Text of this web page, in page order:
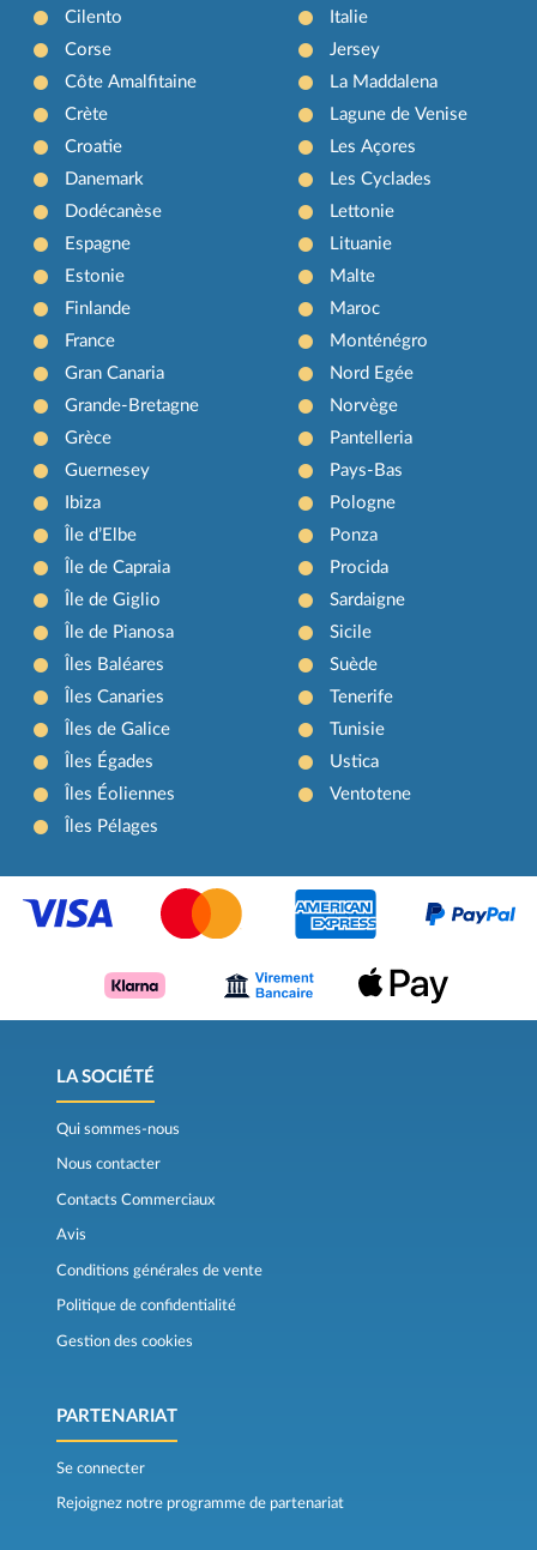
Cilento
Corse
Côte Amalfitaine
Crète
Croatie
Danemark
Dodécanèse
Espagne
Estonie
Finlande
France
Gran Canaria
Grande-Bretagne
Grèce
Guernesey
Ibiza
Île d’Elbe
Île de Capraia
Île de Giglio
Île de Pianosa
Îles Baléares
Îles Canaries
Îles de Galice
Îles Égades
Îles Éoliennes
Îles Pélages
Italie
Jersey
La Maddalena
Lagune de Venise
Les Açores
Les Cyclades
Lettonie
Lituanie
Malte
Maroc
Monténégro
Nord Egée
Norvège
Pantelleria
Pays-Bas
Pologne
Ponza
Procida
Sardaigne
Sicile
Suède
Tenerife
Tunisie
Ustica
Ventotene
LA SOCIÉTÉ
Qui sommes-nous
Nous contacter
Contacts Commerciaux
Avis
Conditions générales de vente
Politique de confidentialité
Gestion des cookies
PARTENARIAT
Se connecter
Rejoignez notre programme de partenariat